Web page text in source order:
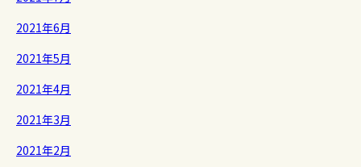
2021年6月
2021年5月
2021年4月
2021年3月
2021年2月